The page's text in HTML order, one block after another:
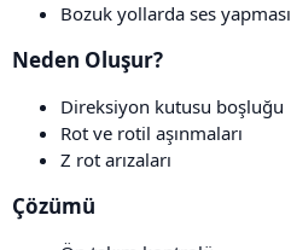
Bozuk yollarda ses yapması
Neden Oluşur?​
Direksiyon kutusu boşluğu
Rot ve rotil aşınmaları
Z rot arızaları
Çözümü​